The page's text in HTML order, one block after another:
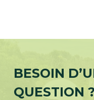
BESOIN
QUESTION